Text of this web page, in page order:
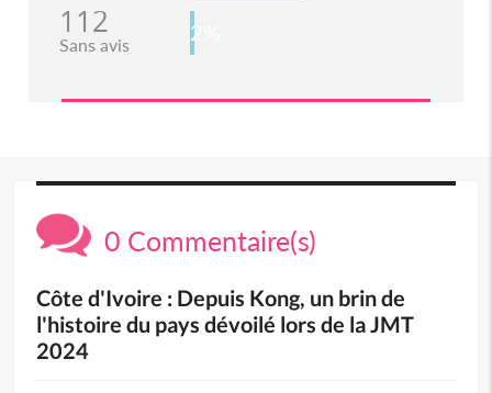
112
Sans avis 2%
0 Commentaire(s)
Côte d'Ivoire : Depuis Kong, un brin de
l'histoire du pays dévoilé lors de la JMT
2024